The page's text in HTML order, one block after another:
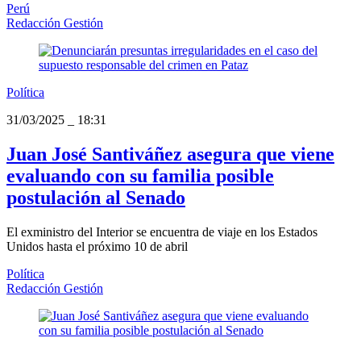
Perú
Redacción Gestión
Política
31/03/2025
18:31
Juan José Santiváñez asegura que viene
evaluando con su familia posible
postulación al Senado
El exministro del Interior se encuentra de viaje en los Estados
Unidos hasta el próximo 10 de abril
Política
Redacción Gestión